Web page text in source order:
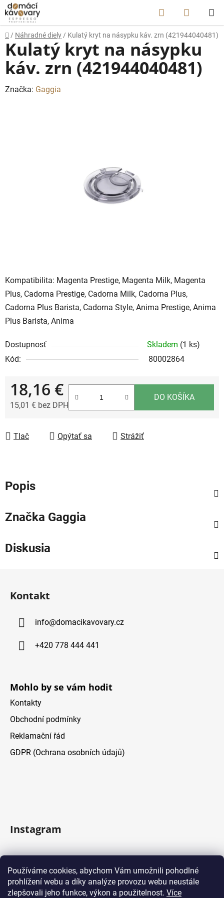
Používáme cookies, abychom Vám umožnili pohodlné
prohlížení webu a díky analýze provozu webu neustále
zlepšovali jeho funkce, výkon a použitelnost. Více
Prejsť
na
obsah
Hľadať
KOŠÍK
Domov
/ Náhradné diely / Kulatý kryt na násypku káv. zrn (421944040481)
Kompatibilita: Magenta Prestige, Magenta Milk, Magenta
Plus, Cadorna Prestige, Cadorna Milk, Cadorna Plus,
Cadorna Plus Barista, Cadorna Style, Anima Prestige, Anima
Plus Barista, Anima
Dostupnosť Skladem (1 ks)
Kód:
80002864
18,16 €
15,01 € bez DPH
DO KOŠÍKA
Tlač Opýtať sa Strážiť
Kulatý kryt na násypku
káv. zrn (421944040481)
Značka: Gaggia
Popis
Značka Gaggia
Diskusia
Kontakt
info@domacikavovary.cz
+420 778 444 441
Mohlo by se vám hodit
Kontakty
Obchodní podmínky
Reklamační řád
GDPR (Ochrana osobních údajů)
Instagram
Facebook